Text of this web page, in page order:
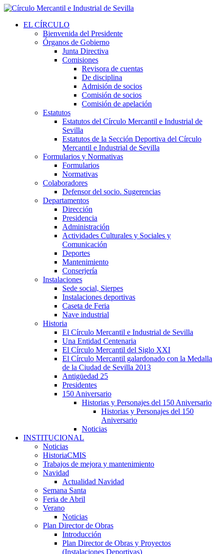
EL CÍRCULO
Bienvenida del Presidente
Órganos de Gobierno
Junta Directiva
Comisiones
Revisora de cuentas
De disciplina
Admisión de socios
Comisión de socios
Comisión de apelación
Estatutos
Estatutos del Círculo Mercantil e Industrial de
Sevilla
Estatutos de la Sección Deportiva del Círculo
Mercantil e Industrial de Sevilla
Formularios y Normativas
Formularios
Normativas
Colaboradores
Defensor del socio. Sugerencias
Departamentos
Dirección
Presidencia
Administración
Actividades Culturales y Sociales y
Comunicación
Deportes
Mantenimiento
Conserjería
Instalaciones
Sede social, Sierpes
Instalaciones deportivas
Caseta de Feria
Nave industrial
Historia
El Círculo Mercantil e Industrial de Sevilla
Una Entidad Centenaria
El Círculo Mercantil del Siglo XXI
El Círculo Mercantil galardonado con la Medalla
de la Ciudad de Sevilla 2013
Antigüedad 25
Presidentes
150 Aniversario
Historias y Personajes del 150 Aniversario
Historias y Personajes del 150
Aniversario
Noticias
INSTITUCIONAL
Noticias
HistoriaCMIS
Trabajos de mejora y mantenimiento
Navidad
Actualidad Navidad
Semana Santa
Feria de Abril
Verano
Noticias
Plan Director de Obras
Introducción
Plan Director de Obras y Proyectos
(Instalaciones Deportivas)